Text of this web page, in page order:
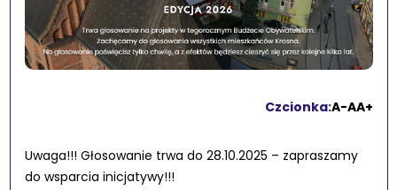
Czcionka:A-AA+
Uwaga!!! Głosowanie trwa do 28.10.2025 – zapraszamy
do wsparcia inicjatywy!!!